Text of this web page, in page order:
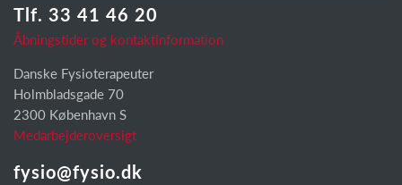
Tlf. 33 41 46 20
Åbningstider og kontaktinformation
Danske Fysioterapeuter
Holmbladsgade 70
2300 København S
Medarbejderoversigt
fysio@fysio.dk